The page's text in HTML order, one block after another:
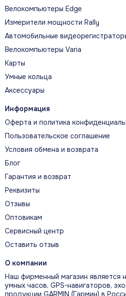
Велокомпьютеры Edge
Измерители мощности Rally
Автомобильные
Велокомпьютеры Varia
Карты
Умные кольца
Аксессуары
Информация
Оферта и политика
Пользовательское соглашение
Условия обмена и возврата
Блог
Гарантия и возврат
Реквизиты
Отзывы
Оптовикам
Сервисный центр
Оставить отзыв
О компании
Наш фирменный магазин является
умных часов, GPS-навигаторов,
продукции GARMIN (Гармин) в